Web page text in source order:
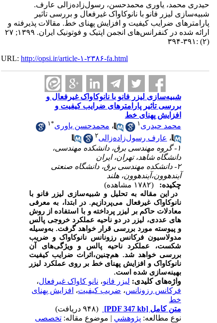
حیدری محمد، یاوری محمدحسن، رسول‌زاده‌زالی عارف.
شبیه‌سازی لیزر فانو با نانوکاواک غیرفعال و بررسی تاثیر
پارامترهای ضرایب کیفیت و افزایش پهنای خط. مقالات پذیرفته و
ارائه شده در کنفرانس‌های انجمن اپتیک و فوتونیک ایران. ۱۳۹۹; ۲۷
URL:http://opsi.ir/article-۱-۲۳۸۶-fa.html
شبیه‌سازی لیزر فانو با نانوکاواک غیرفعال و
بررسی تاثیر پارامترهای ضرایب کیفیت و
افزایش پهنای خط
محمد حیدری۱ ،محمدحسن یاوری* ۱
،عارف رسول‌زاده‌زالی
۱- گروه مهندسی برق، دانشکده مهندسی،
دانشگاه شاهد، تهران، ایران
۲- دانشکده مهندسی برق، دانشگاه صنعتی
آیندهوون،آیندهوون، هلند
چکیده:
در این مقاله به تحلیل و شبیه‌سازی لیزر فانو با
نانوکاواک غیرفعال می­‌پردازیم. در ابتدا، به معرفی
معادلات حاکم بر لیزر پرداخته و با استفاده از روش­‌
های عددی، لیزر در دو ناحیه عملکرد خروجی­ پالس
و پیوسته مورد بررسی قرار خواهد گرفت. به‌وسیله
مدولاسیون فرکانس رزونانس نانوکاواک و ضریب
شکست، عملکرد ناحیه پالس و ویژگی­‌های آن
بررسی خواهد شد. هم‌چنین،اثرات ضرایب کیفیت
نانوکاواک و افزایش پهنای خط بر روی عملکرد لیزر
بهینه‌سازی شده است.
واژه‌های کلیدی:لیزر فانو،نانو کاواک غیرفعال،
فرکانس رزونانس،ضریب کیفیت،افزایش پهنای
خط
متن کامل[PDF 347 kb]
نوع مطالعه:پژوهشي| موضوع مقاله:تخصصی